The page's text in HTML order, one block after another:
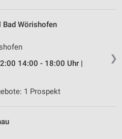
❯
Bad Wörishofen
14:00 - 18:00 Uhr |
1 Prospekt